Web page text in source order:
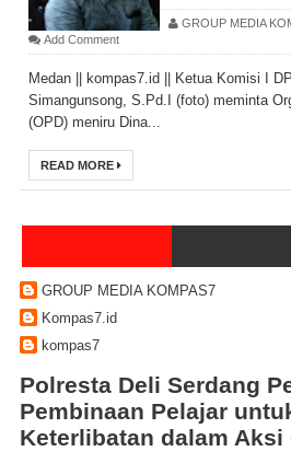
GROUP MEDIA
Add Comment
Medan || kompas7.id || Ketua Komisi I
Simangunsong, S.Pd.I (foto) meminta
(OPD) meniru Dina...
READ MORE
GROUP MEDIA KOMPAS7
Kompas7.id
kompas7
Polresta Deli Serdang
Pembinaan Pelajar
Keterlibatan dalam Aksi